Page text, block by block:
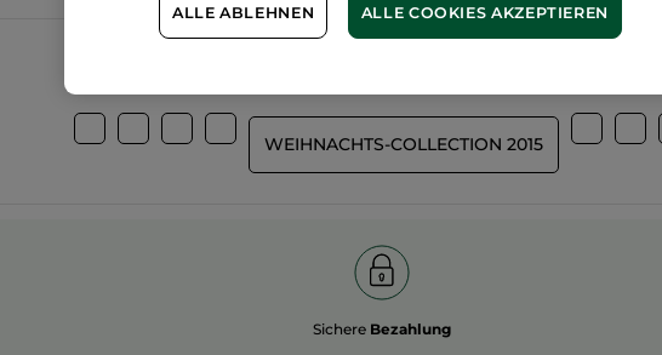
WEIHNACHTS-COLLECTION 2015
Sichere Bezahlung
ALLE ABLEHNEN ALLE COOKIES AKZEPTIEREN